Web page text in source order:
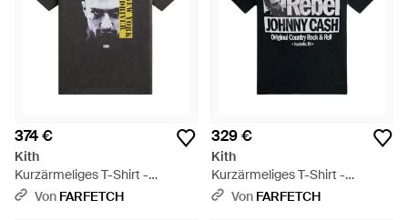
374 €
Kith
Kurzärmeliges T-Shirt -
Schwarz
Von FARFETCH
329 €
Kith
Kurzärmeliges T-Shirt -
Schwarz
Von FARFETCH